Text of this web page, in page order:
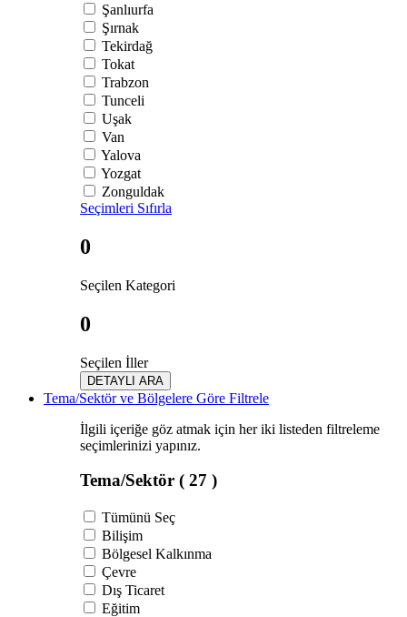
Şanlıurfa
Şırnak
Tekirdağ
Tokat
Trabzon
Tunceli
Uşak
Van
Yalova
Yozgat
Zonguldak
Seçimleri Sıfırla
0
Seçilen Kategori
0
Seçilen İller
DETAYLI ARA
Tema/Sektör ve Bölgelere Göre Filtrele
İlgili içeriğe göz atmak için her iki listeden filtreleme
seçimlerinizi yapınız.
Tema/Sektör ( 27 )
Tümünü Seç
Bilişim
Bölgesel Kalkınma
Çevre
Dış Ticaret
Eğitim